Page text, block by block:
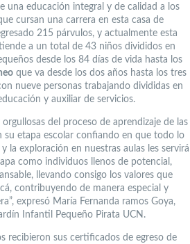
una educación integral y de calidad a los
cursan una carrera en esta casa de
215 párvulos, y actualmente esta
a un total de 43 niños divididos en
desde los 84 días de vida hasta los
que va desde los dos años hasta los tres
nueve personas trabajando divididas en
y auxiliar de servicios.
del proceso de aprendizaje de las
su etapa escolar confiando en que todo lo
la exploración en nuestras aulas les servirá
como individuos llenos de potencial,
llevando consigo los valores que
contribuyendo de manera especial y
expresó María Fernanda ramos Goya,
Infantil Pequeño Pirata UCN.
recibieron sus certificados de egreso de